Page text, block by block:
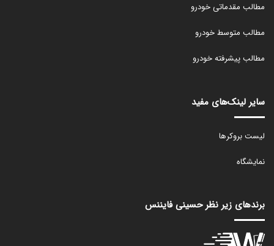
مطالب مقدماتی خودرو
مطالب متوسط خودرو
مطالب پیشرفته خودرو
سایر لینک‌های مفید
لیست بروکرها
نمایشگاه
برندهای زیر نظر حسینی فایننس